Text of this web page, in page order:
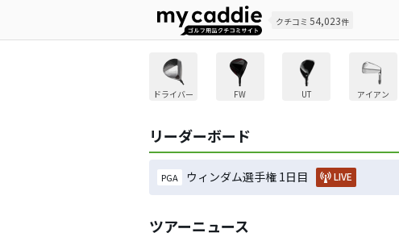
クチコミ 54,023件
ドライバー FW UT アイアン
リーダーボード
PGA ウィンダム選手権 1日目 LIVE
ツアーニュース